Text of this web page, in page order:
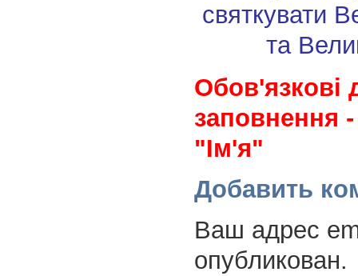
святкувати
та
Обов'язкові
заповнення
"Ім'я"
Добавить
Ваш адрес
опубликован.